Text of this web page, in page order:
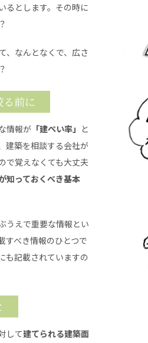
るとします。その時に
、なんとなくで、広さ
前に
情報が 「建ぺい率」 と
建築を相談する会社が
で覚えなくても大丈夫
知っておくべき基本
うえで重要な情報とい
すべき情報のひとつで
も記載されていますの
して建てられる建築面